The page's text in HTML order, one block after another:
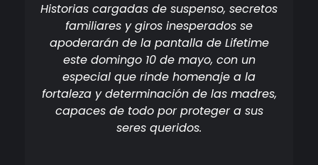
Historias cargadas de suspenso, secretos
familiares y giros inesperados se
apoderarán de la pantalla de Lifetime
este domingo 10 de mayo, con un
especial que rinde homenaje a la
fortaleza y determinación de las madres,
capaces de todo por proteger a sus
seres queridos.